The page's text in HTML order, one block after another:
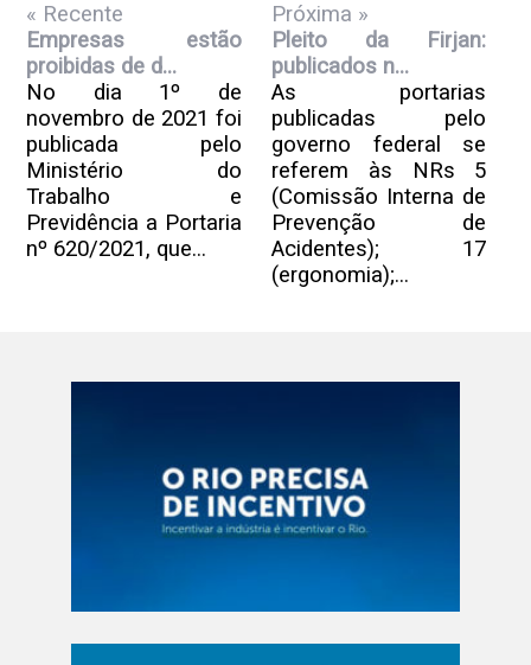
« Recente
Empresas estão
proibidas de d...
No dia 1º de
novembro de 2021 foi
publicada pelo
Ministério do
Trabalho e
Previdência a Portaria
nº 620/2021, que...
Próxima »
Pleito da Firjan:
publicados n...
As portarias
publicadas pelo
governo federal se
referem às NRs 5
(Comissão Interna de
Prevenção de
Acidentes); 17
(ergonomia);...